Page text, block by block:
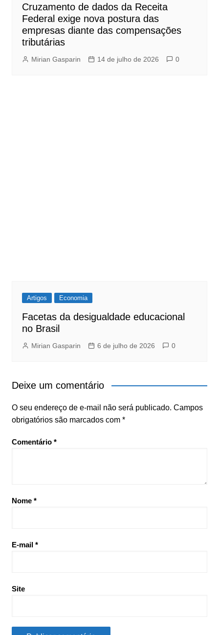
Cruzamento de dados da Receita
Federal exige nova postura das
empresas diante das compensações
tributárias
Mirian Gasparin 14 de julho de 2026 0
Artigos Economia
Facetas da desigualdade educacional
no Brasil
Mirian Gasparin 6 de julho de 2026 0
Deixe um comentário
O seu endereço de e-mail não será publicado. Campos
obrigatórios são marcados com *
Comentário *
Nome *
E-mail *
Site